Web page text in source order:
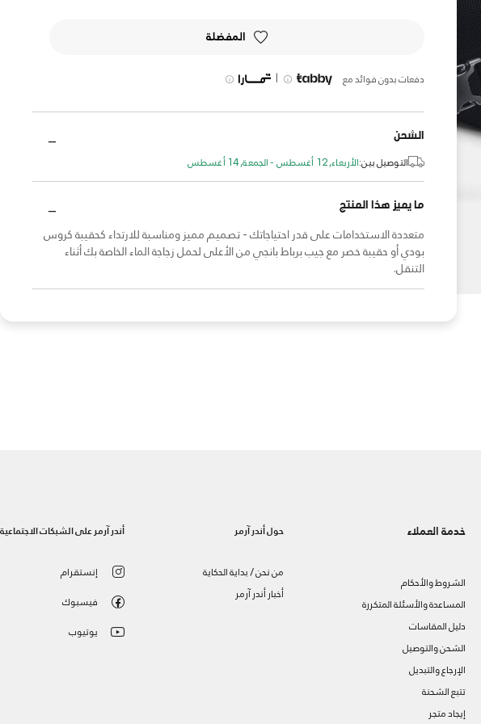
المفضلة
دفعات بدون فوائد مع |
الشحن
التوصيل بين:الأربعاء, 12 أغسطس - الجمعة, 14 أغسطس
ما يميز هذا المنتج
متعددة الاستخدامات على قدر احتياجاتك - تصميم مميز ومناسبة للارتداء كحقيبة كروس
بودي أو حقيبة خصر مع جيب برباط بانجي من الأعلى لحمل زجاجة الماء الخاصة بك أثناء
التنقل.
خدمة العملاء
الشروط والأحكام
المساعدة والأسئلة المتكررة
دليل المقاسات
الشحن والتوصيل
الإرجاع والتبديل
تتبع الشحنة
إيجاد متجر
حول أندر آرمر
من نحن / بداية الحكاية
أخبار أندر آرمر
أندر آرمر على الشبكات الاجتماعية
إنستقرام
فيسبوك
يوتيوب